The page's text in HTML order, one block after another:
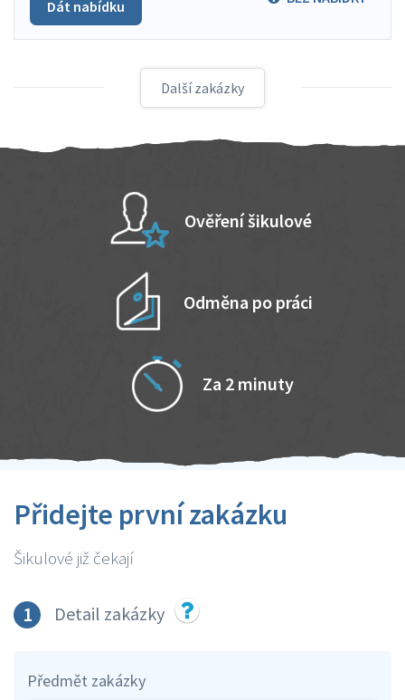
Dát nabídku
Další zakázky
Ověření šikulové
Odměna po práci
Za 2 minuty
Přidejte první zakázku
Šikulové již čekají
1 Detail zakázky
Předmět zakázky